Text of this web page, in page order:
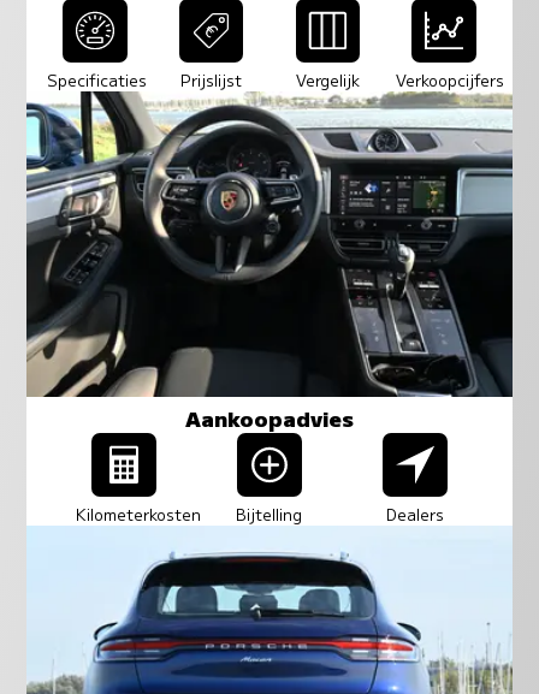
Specificaties Prijslijst Vergelijk Verkoopcijfers
Aankoopadvies
Kilometerkosten Bijtelling Dealers